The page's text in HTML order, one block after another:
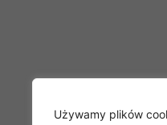
Używamy plików